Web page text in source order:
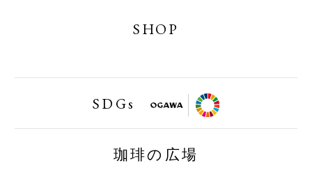
小川珈琲業務用オンラインショップ
SHOP
SDGs
FAIRTRAID
珈琲の広場